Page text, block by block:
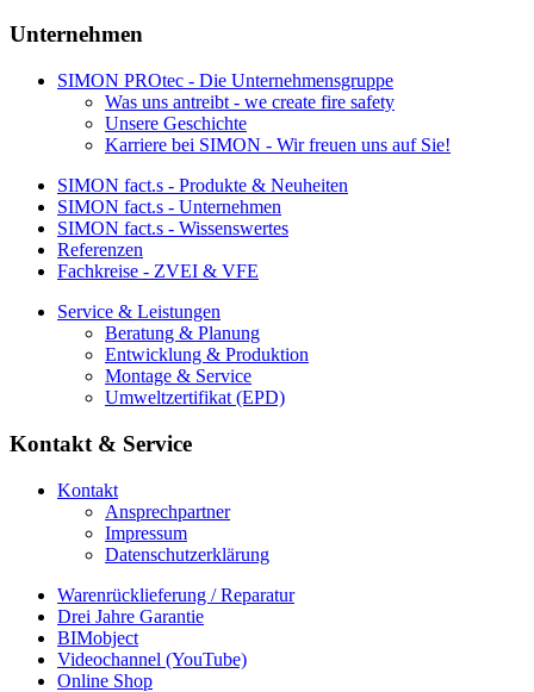
Unternehmen
SIMON PROtec - Die Unternehmensgruppe
Was uns antreibt - we create fire safety
Unsere Geschichte
Karriere bei SIMON - Wir freuen uns auf Sie!
SIMON fact.s - Produkte & Neuheiten
SIMON fact.s - Unternehmen
SIMON fact.s - Wissenswertes
Referenzen
Fachkreise - ZVEI & VFE
Service & Leistungen
Beratung & Planung
Entwicklung & Produktion
Montage & Service
Umweltzertifikat (EPD)
Kontakt & Service
Kontakt
Ansprechpartner
Impressum
Datenschutzerklärung
Warenrücklieferung / Reparatur
Drei Jahre Garantie
BIMobject
Videochannel (YouTube)
Online Shop